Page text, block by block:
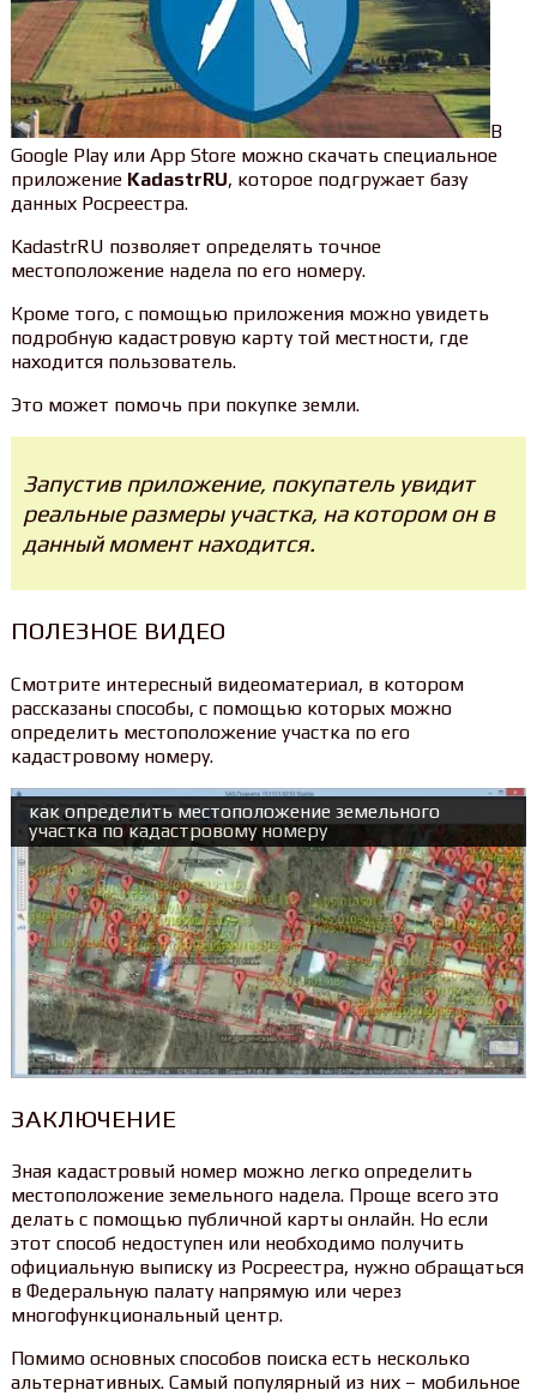
В
Google Play или App Store можно скачать специальное
приложение KadastrRU, которое подгружает базу
данных Росреестра.
KadastrRU позволяет определять точное
местоположение надела по его номеру.
Кроме того, с помощью приложения можно увидеть
подробную кадастровую карту той местности, где
находится пользователь.
Это может помочь при покупке земли.
Запустив приложение, покупатель увидит
реальные размеры участка, на котором он в
данный момент находится.
ПОЛЕЗНОЕ ВИДЕО
Смотрите интересный видеоматериал, в котором
рассказаны способы, с помощью которых можно
определить местоположение участка по его
кадастровому номеру.
как определить местоположение земельного
участка по кадастровому номеру
ЗАКЛЮЧЕНИЕ
Зная кадастровый номер можно легко определить
местоположение земельного надела. Проще всего это
делать с помощью публичной карты онлайн. Но если
этот способ недоступен или необходимо получить
официальную выписку из Росреестра, нужно обращаться
в Федеральную палату напрямую или через
многофункциональный центр.
Помимо основных способов поиска есть несколько
альтернативных. Самый популярный из них – мобильное